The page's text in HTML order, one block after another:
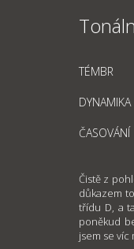
TÉMBR
DYNAMIKA
ČASOVÁNÍ
Čistě z
důkazem
třídu D, a
poněkud
jsem se víc